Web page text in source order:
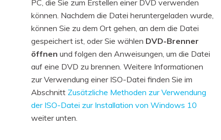
PC, die Sie zum Erstellen einer DVD verwenden
können. Nachdem die Datei heruntergeladen wurde,
können Sie zu dem Ort gehen, an dem die Datei
gespeichert ist, oder Sie wählen DVD-Brenner
öffnen und folgen den Anweisungen, um die Datei
auf eine DVD zu brennen. Weitere Informationen
zur Verwendung einer ISO-Datei finden Sie im
Abschnitt Zusätzliche Methoden zur Verwendung
der ISO-Datei zur Installation von Windows 10
weiter unten.